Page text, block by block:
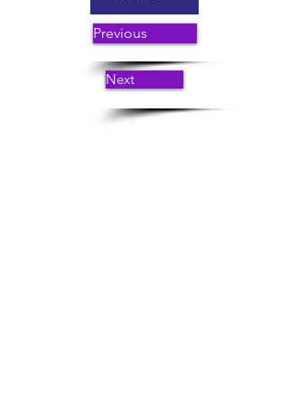
Previous
Next